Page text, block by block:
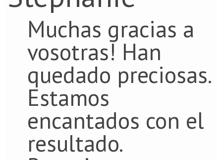
Muchas gracias a
vosotras! Han
quedado preciosas.
Estamos
encantados con el
resultado.